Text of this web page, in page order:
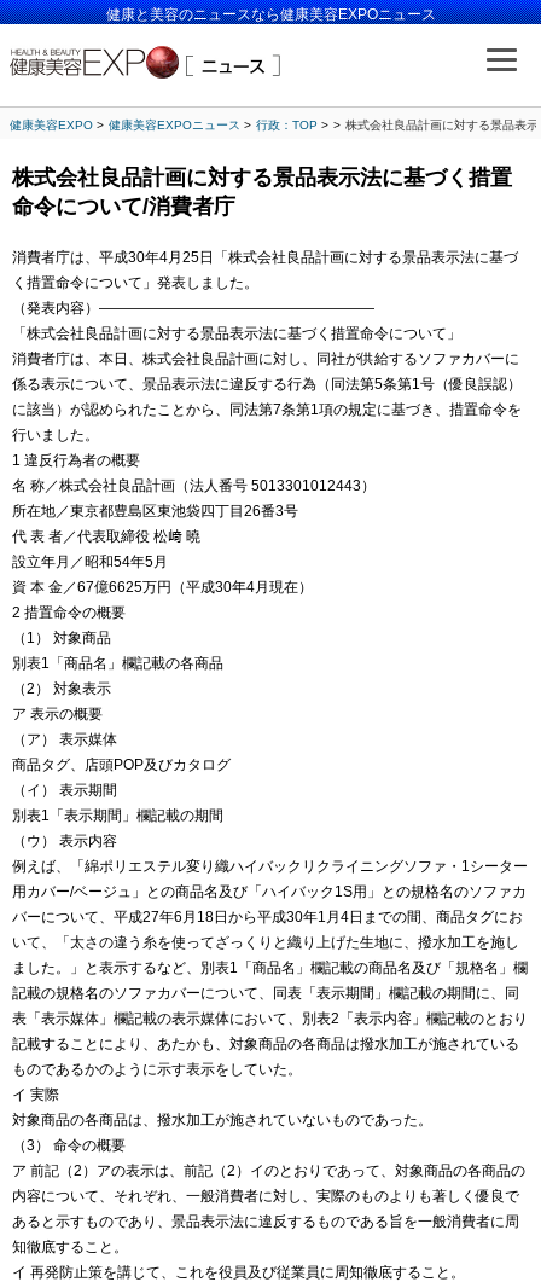
健康と美容のニュースなら健康美容EXPOニュース
健康美容EXPO 健康美容EXPOニュース 行政：TOP 株式会社良品計画に対する景品表
株式会社良品計画に対する景品表示法に基づく措置
命令について/消費者庁
消費者庁は、平成30年4月25日「株式会社良品計画に対する景品表示法に基づ
く措置命令について」発表しました。
（発表内容）———————————————————
「株式会社良品計画に対する景品表示法に基づく措置命令について」
消費者庁は、本日、株式会社良品計画に対し、同社が供給するソファカバーに
係る表示について、景品表示法に違反する行為（同法第5条第1号（優良誤認）
に該当）が認められたことから、同法第7条第1項の規定に基づき、措置命令を
行いました。
1 違反行為者の概要
名 称／株式会社良品計画（法人番号 5013301012443）
所在地／東京都豊島区東池袋四丁目26番3号
代 表 者／代表取締役 松﨑 曉
設立年月／昭和54年5月
資 本 金／67億6625万円（平成30年4月現在）
2 措置命令の概要
（1） 対象商品
別表1「商品名」欄記載の各商品
（2） 対象表示
ア 表示の概要
（ア） 表示媒体
商品タグ、店頭POP及びカタログ
（イ） 表示期間
別表1「表示期間」欄記載の期間
（ウ） 表示内容
例えば、「綿ポリエステル変り織ハイバックリクライニングソファ・1シーター
用カバー/ベージュ」との商品名及び「ハイバック1S用」との規格名のソファカ
バーについて、平成27年6月18日から平成30年1月4日までの間、商品タグにお
いて、「太さの違う糸を使ってざっくりと織り上げた生地に、撥水加工を施し
ました。」と表示するなど、別表1「商品名」欄記載の商品名及び「規格名」欄
記載の規格名のソファカバーについて、同表「表示期間」欄記載の期間に、同
表「表示媒体」欄記載の表示媒体において、別表2「表示内容」欄記載のとおり
記載することにより、あたかも、対象商品の各商品は撥水加工が施されている
ものであるかのように示す表示をしていた。
イ 実際
対象商品の各商品は、撥水加工が施されていないものであった。
（3） 命令の概要
ア 前記（2）アの表示は、前記（2）イのとおりであって、対象商品の各商品の
内容について、それぞれ、一般消費者に対し、実際のものよりも著しく優良で
あると示すものであり、景品表示法に違反するものである旨を一般消費者に周
知徹底すること。
イ 再発防止策を講じて、これを役員及び従業員に周知徹底すること。